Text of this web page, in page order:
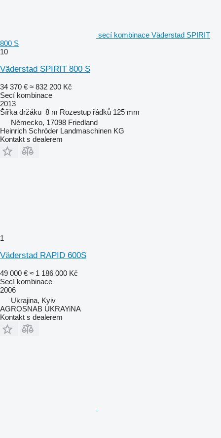
secí kombinace Väderstad SPIRIT
800 S
10
Väderstad SPIRIT 800 S
34 370 € ≈ 832 200 Kč
Secí kombinace
2013
Šířka držáku 8 m Rozestup řádků 125 mm
Německo, 17098 Friedland
Heinrich Schröder Landmaschinen KG
Kontakt s dealerem
1
Väderstad RAPID 600S
49 000 € ≈ 1 186 000 Kč
Secí kombinace
2006
Ukrajina, Kyiv
AGROSNAB UKRAYiNA
Kontakt s dealerem